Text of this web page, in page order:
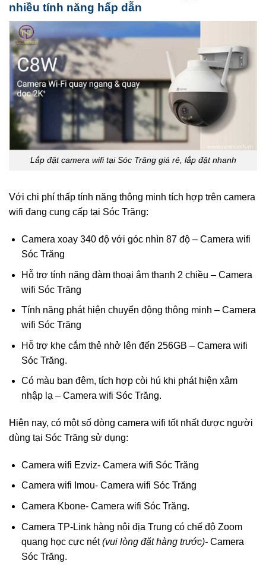
nhiều tính năng hấp dẫn
Lắp đặt camera wifi tại Sóc Trăng giá rẻ, lắp đặt nhanh
Với chi phí thấp tính năng thông minh tích hợp trên camera
wifi đang cung cấp tại Sóc Trăng:
Camera xoay 340 độ với góc nhìn 87 độ – Camera wifi
Sóc Trăng
Hỗ trợ tính năng đàm thoại âm thanh 2 chiều – Camera
wifi Sóc Trăng
Tính năng phát hiện chuyển động thông minh – Camera
wifi Sóc Trăng
Hỗ trợ khe cắm thẻ nhở lên đến 256GB – Camera wifi
Sóc Trăng.
Có màu ban đêm, tích hợp còi hú khi phát hiện xâm
nhập lạ – Camera wifi Sóc Trăng.
Hiện nay, có một số dòng camera wifi tốt nhất được người
dùng tại Sóc Trăng sử dụng:
Camera wifi Ezviz- Camera wifi Sóc Trăng
Camera wifi Imou- Camera wifi Sóc Trăng
Camera Kbone- Camera wifi Sóc Trăng.
Camera TP-Link hàng nội địa Trung có chế độ Zoom
quang học cực nét(vui lòng đặt hàng trước)- Camera
Sóc Trăng.